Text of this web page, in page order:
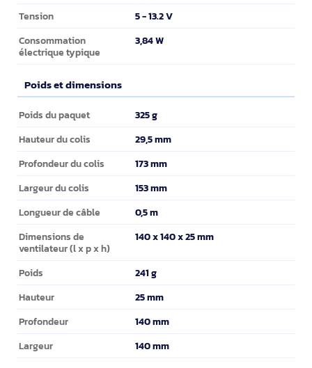
Tension 5 - 13.2 V
Consommation
électrique typique
3,84 W
Poids et dimensions
Poids et dimensions
Poids du paquet 325 g
Hauteur du colis 29,5 mm
Profondeur du colis 173 mm
Largeur du colis 153 mm
Longueur de câble 0,5 m
Dimensions de
ventilateur (l x p x h)
140 x 140 x 25 mm
Poids 241 g
Hauteur 25 mm
Profondeur 140 mm
Largeur 140 mm